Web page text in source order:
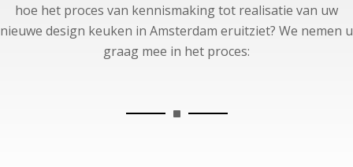
hoe het proces van kennismaking tot realisatie van uw
nieuwe design keuken in Amsterdam eruitziet? We nemen u
graag mee in het proces: